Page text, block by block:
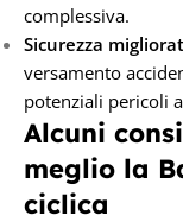
complessiva.
Sicurezza
versamento
potenziali pericoli
Alcuni
meglio la
ciclica